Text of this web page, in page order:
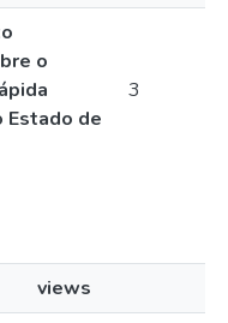
o
Estado de
3
views